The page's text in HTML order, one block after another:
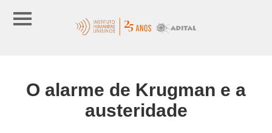
O alarme de Krugman e a
austeridade